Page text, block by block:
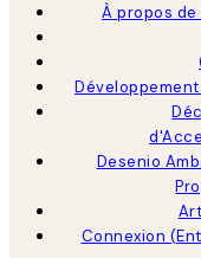
À propos de
Desenio
Connexion